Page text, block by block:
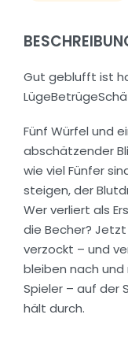
Gut geblufft ist
Fünf Würfel und
abschätzender
wie viel Fünfer
steigen, der
Wer verliert als
die Becher? Jetzt
verzockt – und
bleiben nach
Spieler – auf der
hält durch.